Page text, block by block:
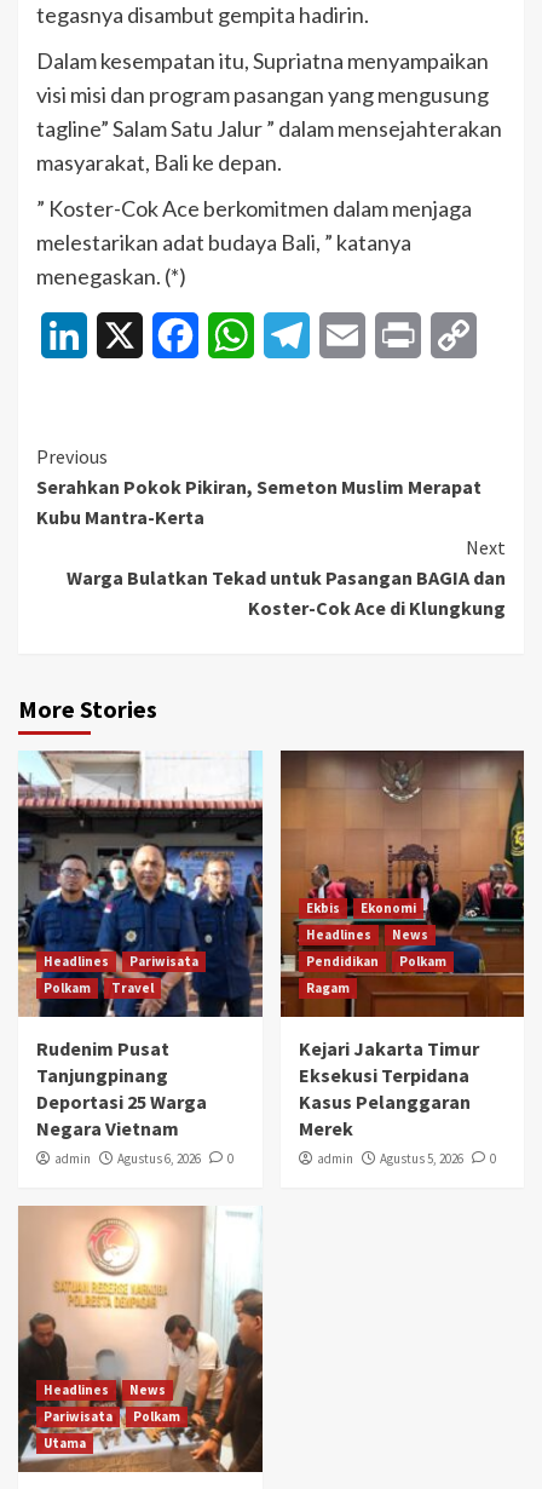
tegasnya disambut gempita hadirin.
Dalam kesempatan itu, Supriatna menyampaikan
visi misi dan program pasangan yang mengusung
tagline” Salam Satu Jalur ” dalam mensejahterakan
masyarakat, Bali ke depan.
” Koster-Cok Ace berkomitmen dalam menjaga
melestarikan adat budaya Bali, ” katanya
menegaskan. (*)
LinkedIn FacebookWhatsAppTelegramEmail Print
Continue
Reading
Previous
Serahkan Pokok Pikiran, Semeton Muslim Merapat
Kubu Mantra-Kerta
Next
Warga Bulatkan Tekad untuk Pasangan BAGIA dan
Koster-Cok Ace di Klungkung
More Stories
Headlines
Pariwisata
Polkam
Travel
Rudenim Pusat
Tanjungpinang
Deportasi 25 Warga
Negara Vietnam
admin Agustus 6, 2026 0
Ekbis
Ekonomi
Headlines
News
Pendidikan
Polkam
Ragam
Kejari Jakarta Timur
Eksekusi Terpidana
Kasus Pelanggaran
Merek
admin Agustus 5, 2026 0
Headlines
News
Pariwisata
Polkam
Utama